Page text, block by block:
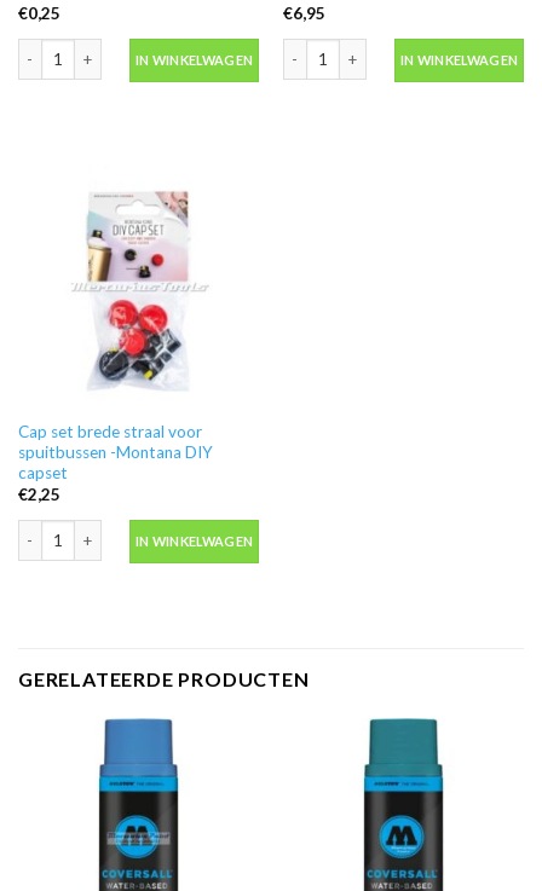
€0,25
IN WINKELWAGEN
€6,95
IN WINKELWAGEN
Cap set brede straal voor
spuitbussen -Montana DIY
capset
€2,25
Cap set brede straal voor spuitbussen -Montana DIY capset aantal
IN WINKELWAGEN
GERELATEERDE PRODUCTEN